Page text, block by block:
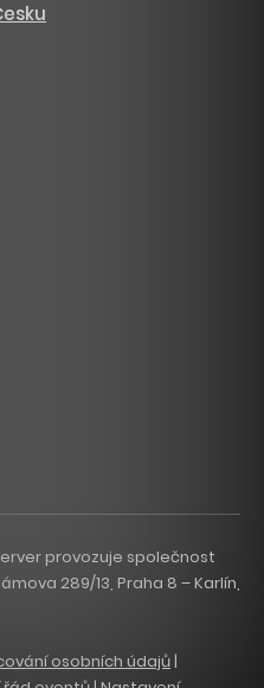
provozuje společnost
289/13, Praha 8 – Karlín,
osobních údajů |